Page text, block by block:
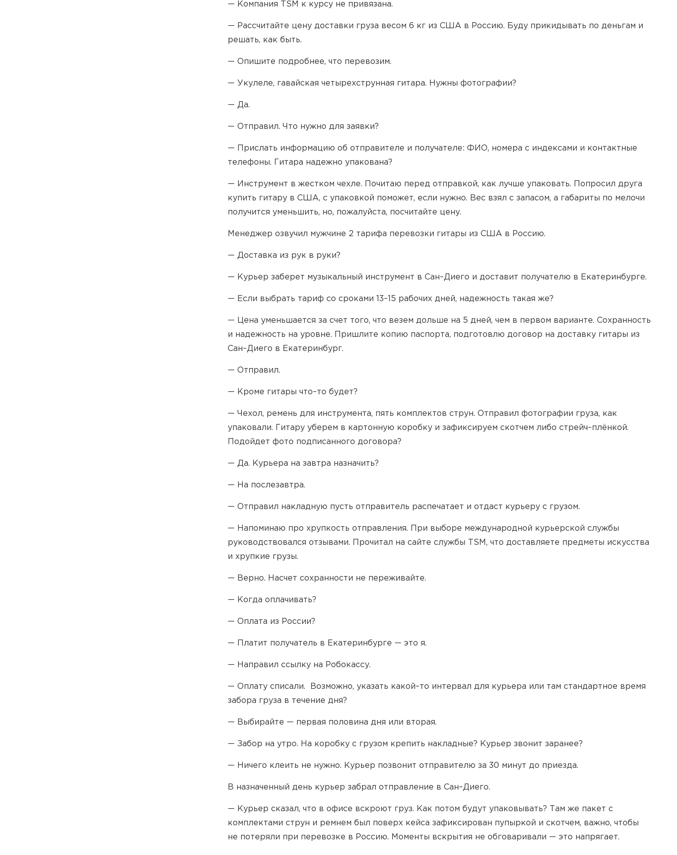
— Компания TSM к курсу не привязана.
— Рассчитайте цену доставки груза весом 6 кг из США в Россию. Буду прикидывать по деньгам и
решать, как быть.
— Опишите подробнее, что перевозим.
— Укулеле, гавайская четырехструнная гитара. Нужны фотографии?
— Да.
— Отправил. Что нужно для заявки?
— Прислать информацию об отправителе и получателе: ФИО, номера с индексами и контактные
телефоны. Гитара надежно упакована?
— Инструмент в жестком чехле. Почитаю перед отправкой, как лучше упаковать. Попросил друга
купить гитару в США, с упаковкой поможет, если нужно. Вес взял с запасом, а габариты по мелочи
получится уменьшить, но, пожалуйста, посчитайте цену.
Менеджер озвучил мужчине 2 тарифа перевозки гитары из США в Россию.
— Доставка из рук в руки?
— Курьер заберет музыкальный инструмент в Сан–Диего и доставит получателю в Екатеринбурге.
— Если выбрать тариф со сроками 13–15 рабочих дней, надежность такая же?
— Цена уменьшается за счет того, что везем дольше на 5 дней, чем в первом варианте. Сохранность
и надежность на уровне. Пришлите копию паспорта, подготовлю договор на доставку гитары из
Сан–Диего в Екатеринбург.
— Отправил.
— Кроме гитары что–то будет?
— Чехол, ремень для инструмента, пять комплектов струн. Отправил фотографии груза, как
упаковали. Гитару уберем в картонную коробку и зафиксируем скотчем либо стрейч–плёнкой.
Подойдет фото подписанного договора?
— Да. Курьера на завтра назначить?
— На послезавтра.
— Отправил накладную пусть отправитель распечатает и отдаст курьеру с грузом.
— Напоминаю про хрупкость отправления. При выборе международной курьерской службы
руководствовался отзывами. Прочитал на сайте службы TSM, что доставляете предметы искусства
и хрупкие грузы.
— Верно. Насчет сохранности не переживайте.
— Когда оплачивать?
— Оплата из России?
— Платит получатель в Екатеринбурге — это я.
— Направил ссылку на Робокассу.
— Оплату списали. Возможно, указать какой–то интервал для курьера или там стандартное время
забора груза в течение дня?
— Выбирайте — первая половина дня или вторая.
— Забор на утро. На коробку с грузом крепить накладные? Курьер звонит заранее?
— Ничего клеить не нужно. Курьер позвонит отправителю за 30 минут до приезда.
В назначенный день курьер забрал отправление в Сан–Диего.
— Курьер сказал, что в офисе вскроют груз. Как потом будут упаковывать? Там же пакет с
комплектами струн и ремнем был поверх кейса зафиксирован пупыркой и скотчем, важно, чтобы
не потеряли при перевозке в Россию. Моменты вскрытия не обговаривали — это напрягает.